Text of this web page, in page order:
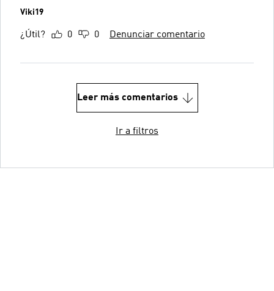
Viki19
¿Útil? 0 0 Denunciar comentario
Leer más comentarios
Ir a filtros